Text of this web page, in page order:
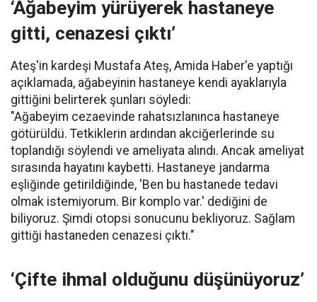
‘Ağabeyim yürüyerek hastaneye
gitti, cenazesi çıktı’
Ateş'in kardeşi Mustafa Ateş, Amida Haber'e yaptığı
açıklamada, ağabeyinin hastaneye kendi ayaklarıyla
gittiğini belirterek şunları söyledi:
"Ağabeyim cezaevinde rahatsızlanınca hastaneye
götürüldü. Tetkiklerin ardından akciğerlerinde su
toplandığı söylendi ve ameliyata alındı. Ancak ameliyat
sırasında hayatını kaybetti. Hastaneye jandarma
eşliğinde getirildiğinde, 'Ben bu hastanede tedavi
olmak istemiyorum. Bir komplo var.' dediğini de
biliyoruz. Şimdi otopsi sonucunu bekliyoruz. Sağlam
gittiği hastaneden cenazesi çıktı."
‘Çifte ihmal olduğunu düşünüyoruz’